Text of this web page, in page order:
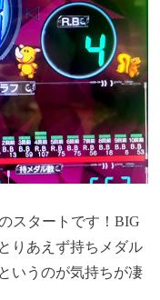
スタートです！BIG
りあえず持ちメダル
いうのが気持ちが凄